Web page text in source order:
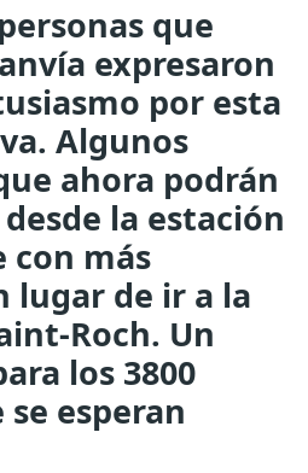
que
expresaron
por esta
Algunos
ahora podrán
la estación
con más
lugar de ir a la
Roch. Un
los 3800
esperan